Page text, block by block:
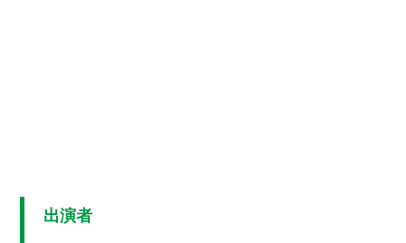
出演者